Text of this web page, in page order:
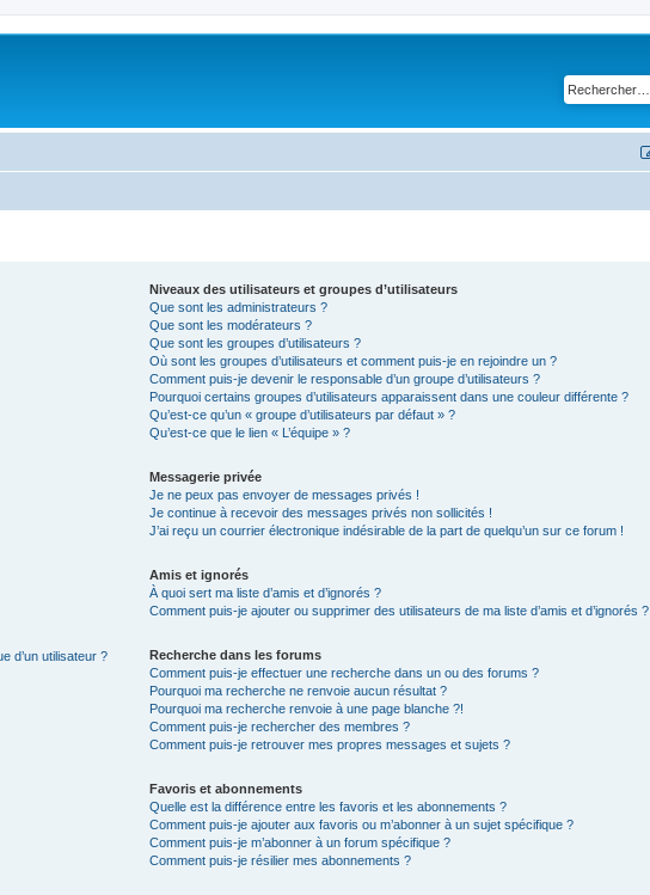
d’un utilisateur ?
Niveaux des utilisateurs et groupes d’utilisateurs
Que sont les administrateurs ?
Que sont les modérateurs ?
Que sont les groupes d’utilisateurs ?
Où sont les groupes d’utilisateurs et comment puis-je en rejoindre un ?
Comment puis-je devenir le responsable d’un groupe d’utilisateurs ?
Pourquoi certains groupes d’utilisateurs apparaissent dans une couleur différente ?
Qu’est-ce qu’un « groupe d’utilisateurs par défaut » ?
Qu’est-ce que le lien « L’équipe » ?
Messagerie privée
Je ne peux pas envoyer de messages privés !
Je continue à recevoir des messages privés non sollicités !
J’ai reçu un courrier électronique indésirable de la part de quelqu’un sur ce forum !
Amis et ignorés
À quoi sert ma liste d’amis et d’ignorés ?
Comment puis-je ajouter ou supprimer des utilisateurs de ma liste d’amis et d’ignorés ?
Recherche dans les forums
Comment puis-je effectuer une recherche dans un ou des forums ?
Pourquoi ma recherche ne renvoie aucun résultat ?
Pourquoi ma recherche renvoie à une page blanche ?!
Comment puis-je rechercher des membres ?
Comment puis-je retrouver mes propres messages et sujets ?
Favoris et abonnements
Quelle est la différence entre les favoris et les abonnements ?
Comment puis-je ajouter aux favoris ou m’abonner à un sujet spécifique ?
Comment puis-je m’abonner à un forum spécifique ?
Comment puis-je résilier mes abonnements ?